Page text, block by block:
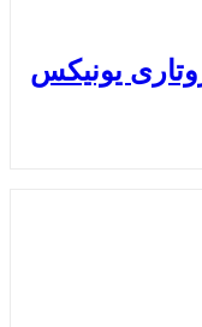
یونیکس